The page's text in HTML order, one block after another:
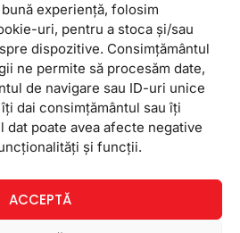
experiență, folosim
uri, pentru a stoca și/sau
dispozitive. Consimțământul
ne permite să procesăm date,
de navigare sau ID-uri unice
dai consimțământul sau îți
dat poate avea afecte negative
și funcții.
ACCEPTĂ
toţi cei din echipa FollowMe